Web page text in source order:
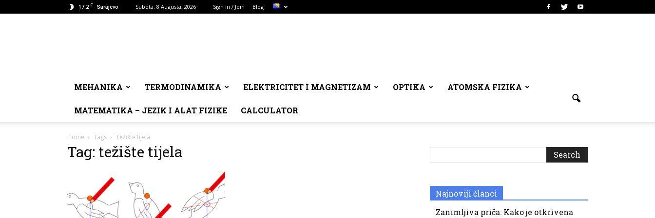
17.2 C Sarajevo Subota, 8 Augusta, 2026 Sign in / Join Blog
MEHANIKA TERMODINAMIKA ELEKTRICITET I MAGNETIZAM OPTIKA ATOMSKA FIZIKA
MATEMATIKA – JEZIK I ALAT FIZIKE CALCULATOR
Home Tags Težište tijela
Tag: težište tijela
Najnoviji članci
Zanimljiva priča: Kako je otkrivena